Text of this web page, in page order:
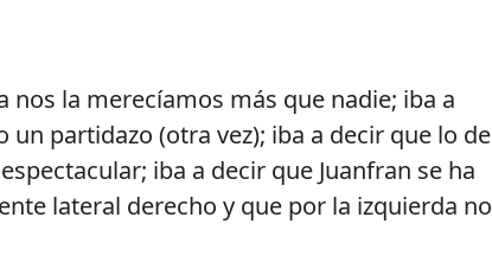
nos la merecíamos más que nadie; iba a
un partidazo (otra vez); iba a decir que lo de
iba a decir que Juanfran se ha
lateral derecho y que por la izquierda no